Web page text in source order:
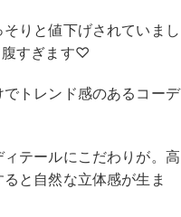
りと値下げされていまし
腹すぎます♡
トレンド感のあるコーデ
テールにこだわりが。高
と自然な立体感が生ま